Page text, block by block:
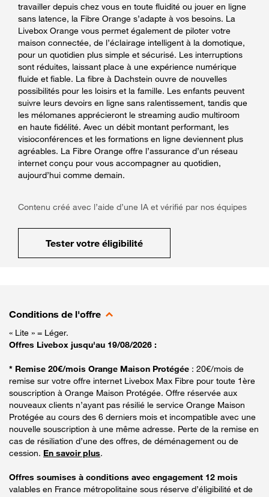
travailler depuis chez vous en toute fluidité ou jouer en ligne
sans latence, la Fibre Orange s’adapte à vos besoins. La
Livebox Orange vous permet également de piloter votre
maison connectée, de l’éclairage intelligent à la domotique,
pour un quotidien plus simple et sécurisé. Les interruptions
sont réduites, laissant place à une expérience numérique
fluide et fiable. La fibre à Dachstein ouvre de nouvelles
possibilités pour les loisirs et la famille. Les enfants peuvent
suivre leurs devoirs en ligne sans ralentissement, tandis que
les mélomanes apprécieront le streaming audio multiroom
en haute fidélité. Avec un débit montant performant, les
visioconférences et les formations en ligne deviennent plus
agréables. La Fibre Orange offre l’assurance d’un réseau
internet conçu pour vous accompagner au quotidien,
aujourd’hui comme demain.
Contenu créé avec l’aide d’une IA et vérifié par nos équipes
Tester votre éligibilité
Conditions de l'offre
« Lite » = Léger.
Offres Livebox jusqu'au 19/08/2026 :
* Remise 20€/mois Orange Maison Protégée : 20€/mois de
remise sur votre offre internet Livebox Max Fibre pour toute 1ère
souscription à Orange Maison Protégée. Offre réservée aux
nouveaux clients n’ayant pas résilié le service Orange Maison
Protégée au cours des 6 derniers mois et incompatible avec une
nouvelle souscription à une même adresse. Perte de la remise en
cas de résiliation d’une des offres, de déménagement ou de
cession. En savoir plus.
Offres soumises à conditions avec engagement 12 mois
valables en France métropolitaine sous réserve d’éligibilité et de